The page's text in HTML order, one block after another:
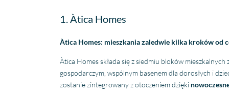
1. Àtica Homes
Àtica Homes: mieszkania zaledwie kilka kroków od
Àtica Homes składa się z siedmiu bloków mieszkalnych
gospodarczym, wspólnym basenem dla dorosłych i
zostanie zintegrowany z otoczeniem dzięki